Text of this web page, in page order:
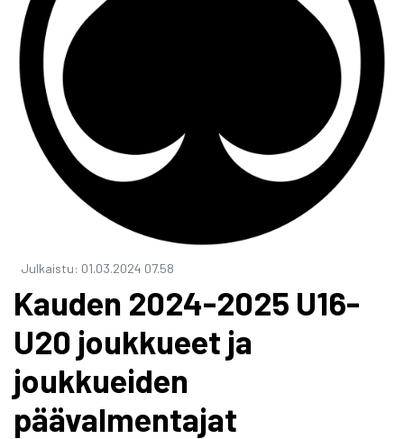
Julkaistu: 01.03.2024 07.58
Kauden 2024-2025 U16-
U20 joukkueet ja
joukkueiden
päävalmentajat